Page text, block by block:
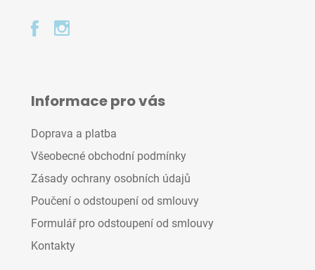
Informace pro vás
Doprava a platba
Všeobecné obchodní podmínky
Zásady ochrany osobních údajů
Poučení o odstoupení od smlouvy
Formulář pro odstoupení od smlouvy
Kontakty